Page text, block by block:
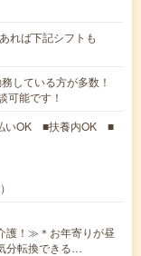
れば下記シフトも
している方が多数！
可能です！
いOK ■扶養内OK ■
護！≫＊お年寄りが昼
分転換できる…